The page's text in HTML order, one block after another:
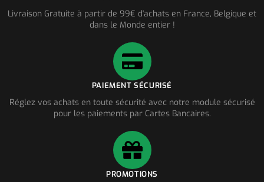
Livraison Gratuite à partir de 99€ d'achats en France, Belgique et
dans le Monde entier !
PAIEMENT SÉCURISÉ
Réglez vos achats en toute sécurité avec notre module sécurisé
pour les paiements par Cartes Bancaires.
PROMOTIONS